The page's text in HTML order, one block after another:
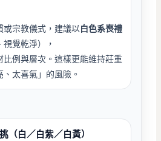
宗教儀式，建議以白色系喪禮
覺乾淨），
比例與層次。這樣更能維持莊重
太喜氣」的風險。
（白／白紫／白黃）